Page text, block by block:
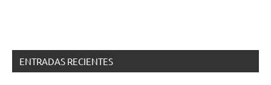
ENTRADAS RECIENTES